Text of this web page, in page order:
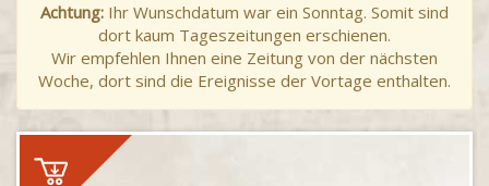
Achtung: Ihr Wunschdatum war ein Sonntag. Somit sind
dort kaum Tageszeitungen erschienen.
Wir empfehlen Ihnen eine Zeitung von der nächsten
Woche, dort sind die Ereignisse der Vortage enthalten.